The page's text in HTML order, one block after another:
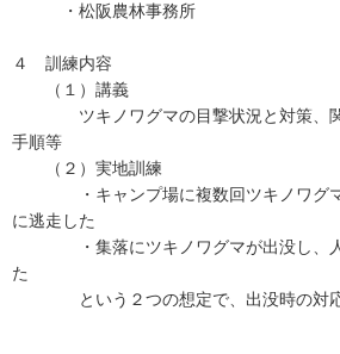
・松阪農林事務所
４ 訓練内容
（１）講義
ツキノワグマの目撃状況と対策、関
手順等
（２）実地訓練
・キャンプ場に複数回ツキノワグマ
に逃走した
・集落にツキノワグマが出没し、人
た
という２つの想定で、出没時の対応